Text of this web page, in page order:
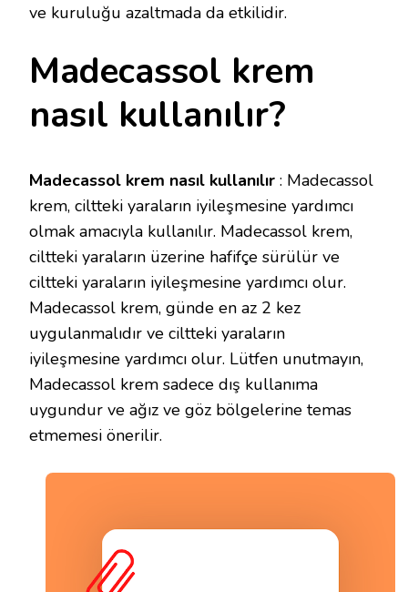
ve kuruluğu azaltmada da etkilidir.
Madecassol krem
nasıl kullanılır?
Madecassol krem nasıl kullanılır : Madecassol
krem, ciltteki yaraların iyileşmesine yardımcı
olmak amacıyla kullanılır. Madecassol krem,
ciltteki yaraların üzerine hafifçe sürülür ve
ciltteki yaraların iyileşmesine yardımcı olur.
Madecassol krem, günde en az 2 kez
uygulanmalıdır ve ciltteki yaraların
iyileşmesine yardımcı olur. Lütfen unutmayın,
Madecassol krem sadece dış kullanıma
uygundur ve ağız ve göz bölgelerine temas
etmemesi önerilir.